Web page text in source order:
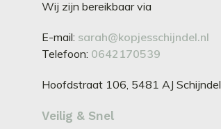
Wij zijn bereikbaar via
E-mail: sarah@kopjesschijndel.nl
Telefoon: 0642170539
Hoofdstraat 106, 5481 AJ Schijndel
Veilig & Snel